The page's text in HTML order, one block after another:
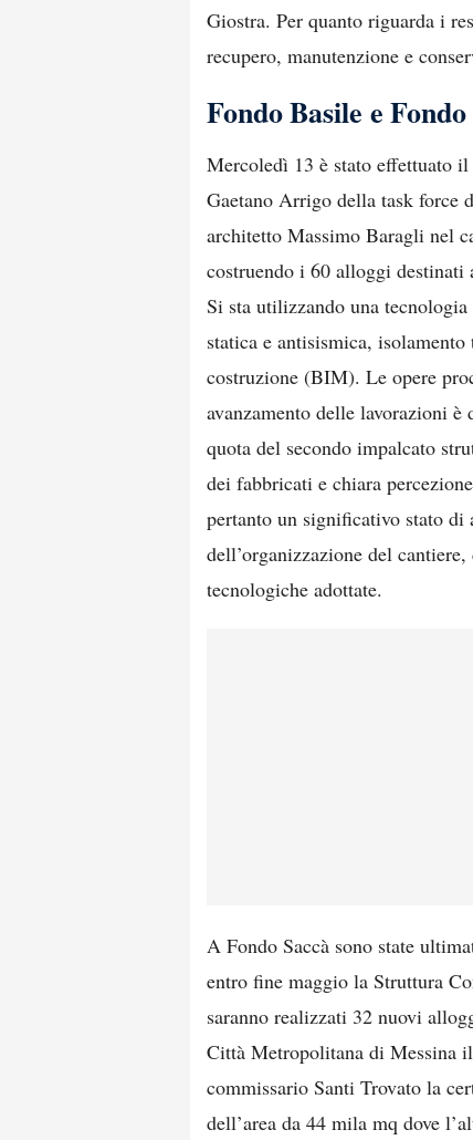
Giostra. Per quanto riguarda i
recupero, manutenzione e
Fondo Basile e Fondo
Mercoledì 13 è stato effettuato
Gaetano Arrigo della task force
architetto Massimo Baragli nel
costruendo i 60 alloggi
Si sta utilizzando una
statica e antisismica,
costruzione (BIM). Le opere
avanzamento delle lavorazioni
quota del secondo impalcato
dei fabbricati e chiara
pertanto un significativo stato di
dell’organizzazione del
tecnologiche adottate.
A Fondo Saccà sono state
entro fine maggio la Struttura
saranno realizzati 32 nuovi
Città Metropolitana di Messina
commissario Santi Trovato la
dell’area da 44 mila mq dove